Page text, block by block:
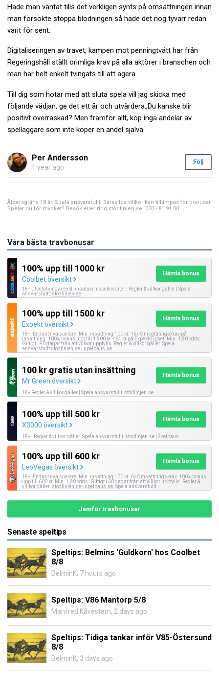
Hade man väntat tills det verkligen synts på omsättningen innan
man försökte stoppa blödningen så hade det nog tyvärr redan
varit för sent.
Digitaliseringen av travet, kampen mot penningtvätt har från
Regeringshåll ställt orimliga krav på alla aktörer i branschen och
man har helt enkelt tvingats till att agera.
Till dig som hotar med att sluta spela vill jag skicka med
följande vädjan, ge det ett år och utvärdera.,Du kanske blir
positivt överraskad? Men framför allt, köp inga andelar av
spelläggare som inte köper en andel själva.
Per Andersson
1 year ago
Följ
Åldersgräns 18 år. Spela ansvarsfullt. Särskilda villkor kan tillämpas för bonusar.
Spelar du för mycket? Besök eller ring stödlinjen.se, 020 - 81 91 00
Våra bästa travbonusar
100% upp till 1000 kr
Coolbet översikt
Hämta bonus
18+ Utbetalningar exkl. insatsen i spelkrediter | Regler & villkor gäller | Spela
ansvarsfullt: stödlinjen.se
100% upp till 1500 kr
Expekt översikt
Hämta bonus
18+. Endast nya spelare. Min. insättning 100 kr. 15x Omsättningskrav på
insättning. 100% bonus upp till 1 500 kr + 64 kr på Expekt-Tipset. Min. 1,80 odds.
Giltigt i 90 dagar från att villkor uppfylls.
Regler & villkorgäller. Spela
ansvarsfullt:stodlinjen.se spelpaus.se
100 kr gratis utan insättning
Mr Green översikt
Hämta bonus
18+ Regler & villkor gäller | Spela ansvarsfullt: stödlinjen.se
100% upp till 500 kr
X3000 översikt
Hämta bonus
18+ | Regler & villkorgäller. Spela ansvarsfullt: stodlinjen.se Spelpaus
100% upp till 600 kr
LeoVegas översikt
Hämta bonus
18+. Endast nya spelare. Min. insättning 100 kr. 6x Omsättningskrav. 100% bonus
upp till 600 kr. Min. 1,80 odds. Giltigt i 60 dagar från att villkor uppfylls.
Regler &
villkorgäller. stodlinjen.se- spelpaus.se . Spela ansvarsfullt.
Jämför travbonusar
Senaste speltips
Speltips: Belmins 'Guldkorn' hos Coolbet
8/8
BelminK, 7 hours ago
Speltips: V86 Mantorp 5/8
Manfred Kåvestam, 2 days ago
Speltips: Tidiga tankar inför V85-Östersund
8/8
BelminK, 3 days ago